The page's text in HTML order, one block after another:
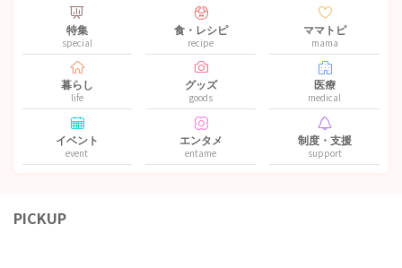
特集
special
食・レシピ
recipe
ママトピ
mama
暮らし
life
グッズ
goods
医療
medical
イベント
event
エンタメ
entame
制度・支援
support
PICKUP